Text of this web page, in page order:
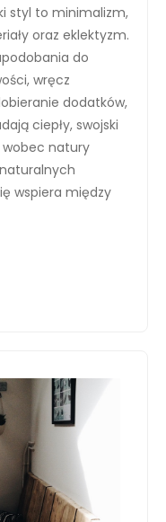
styl to minimalizm,
oraz eklektyzm.
do
wręcz
dodatków,
ciepły, swojski
wobec natury
wspiera między